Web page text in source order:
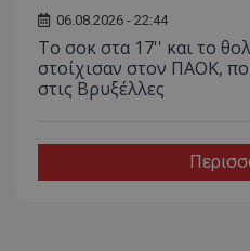
06.08.2026 - 22:44
Το σοκ στα 17'' και το
στοίχισαν στον ΠΑΟΚ,
στις Βρυξέλλες